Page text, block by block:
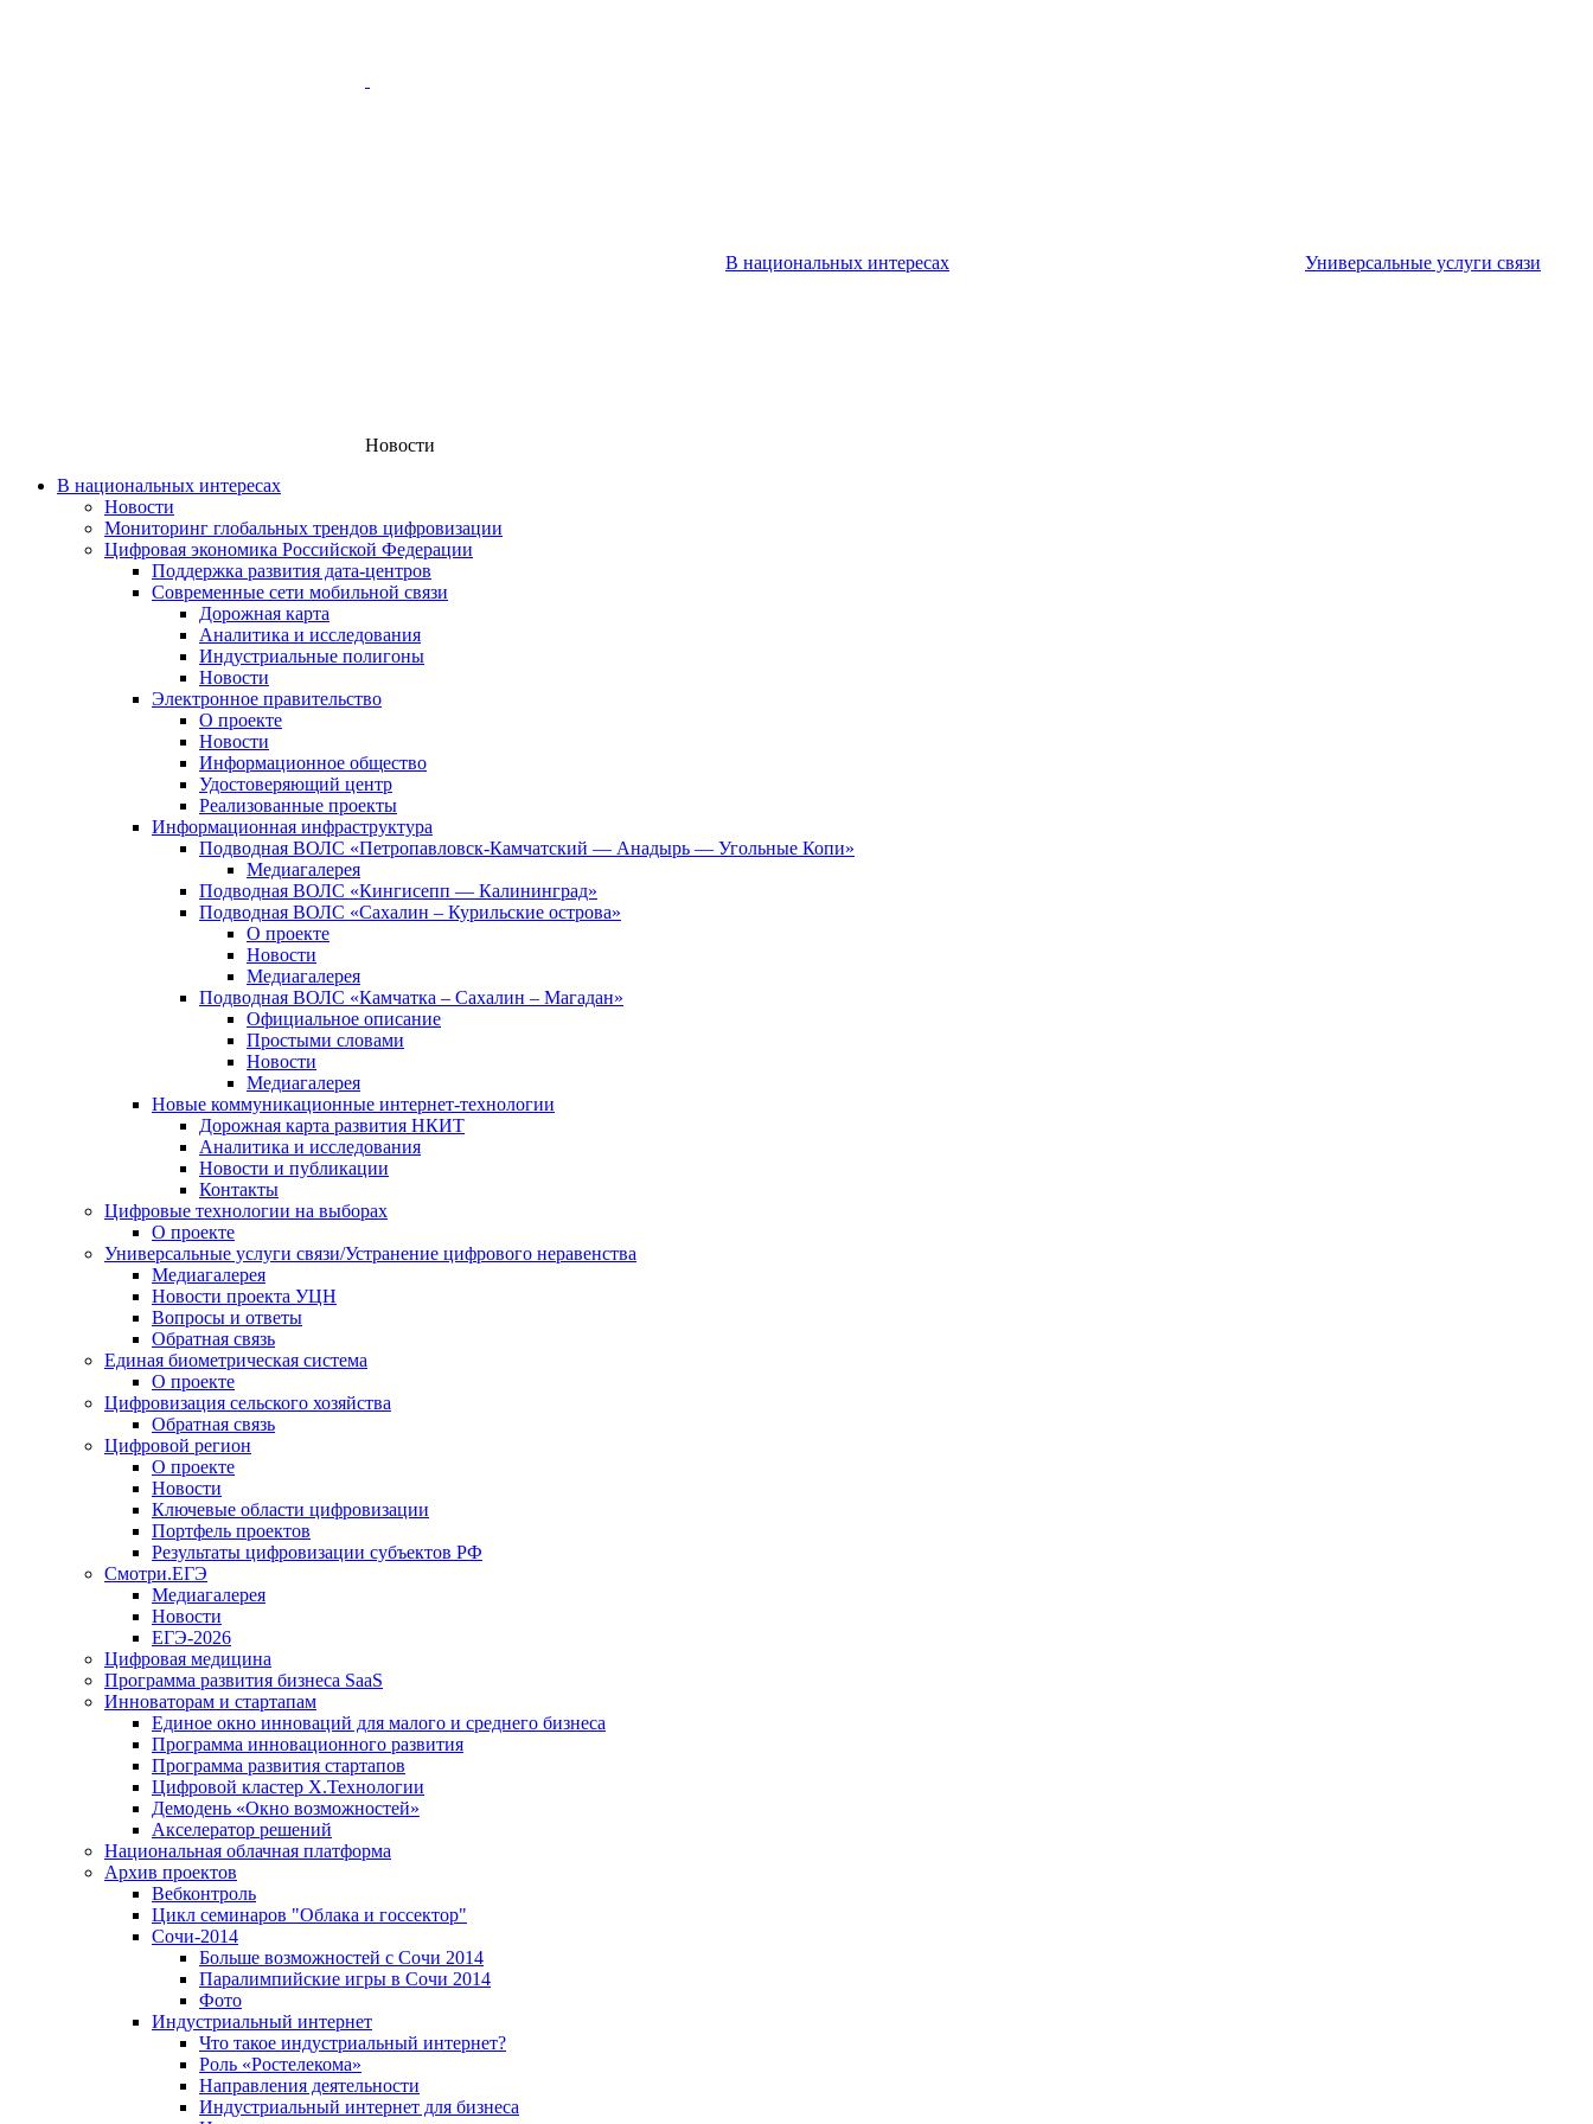
В национальных интересах Универсальные услуги связи
Новости
В национальных интересах
Новости
Мониторинг глобальных трендов цифровизации
Цифровая экономика Российской Федерации
Поддержка развития дата-центров
Современные сети мобильной связи
Дорожная карта
Аналитика и исследования
Индустриальные полигоны
Новости
Электронное правительство
О проекте
Новости
Информационное общество
Удостоверяющий центр
Реализованные проекты
Информационная инфраструктура
Подводная ВОЛС «Петропавловск-Камчатский — Анадырь — Угольные Копи»
Медиагалерея
Подводная ВОЛС «Кингисепп — Калининград»
Подводная ВОЛС «Сахалин – Курильские острова»
О проекте
Новости
Медиагалерея
Подводная ВОЛС «Камчатка – Сахалин – Магадан»
Официальное описание
Простыми словами
Новости
Медиагалерея
Новые коммуникационные интернет-технологии
Дорожная карта развития НКИТ
Аналитика и исследования
Новости и публикации
Контакты
Цифровые технологии на выборах
О проекте
Универсальные услуги связи/Устранение цифрового неравенства
Медиагалерея
Новости проекта УЦН
Вопросы и ответы
Обратная связь
Единая биометрическая система
О проекте
Цифровизация сельского хозяйства
Обратная связь
Цифровой регион
О проекте
Новости
Ключевые области цифровизации
Портфель проектов
Результаты цифровизации субъектов РФ
Смотри.ЕГЭ
Медиагалерея
Новости
ЕГЭ-2026
Цифровая медицина
Программа развития бизнеса SaaS
Инноваторам и стартапам
Единое окно инноваций для малого и среднего бизнеса
Программа инновационного развития
Программа развития стартапов
Цифровой кластер X.Технологии
Демодень «Окно возможностей»
Акселератор решений
Национальная облачная платформа
Архив проектов
Вебконтроль
Цикл семинаров "Облака и госсектор"
Сочи-2014
Больше возможностей с Сочи 2014
Паралимпийские игры в Сочи 2014
Фото
Индустриальный интернет
Что такое индустриальный интернет?
Роль «Ростелекома»
Направления деятельности
Индустриальный интернет для бизнеса